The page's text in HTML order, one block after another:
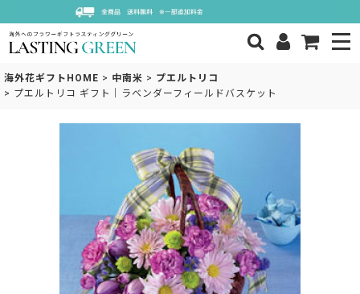
海外花ギフトHOME > 中南米 > プエルトリコ
> プエルトリコ ギフト｜ラベンダーフィールドバスケット